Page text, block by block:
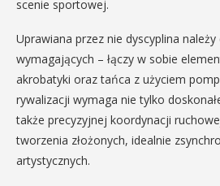
scenie sportowej.
Uprawiana przez nie dyscyplina
wymagających – łączy w sobie
akrobatyki oraz tańca z użyciem
rywalizacji wymaga nie tylko
także precyzyjnej koordynacji
tworzenia złożonych, idealnie
artystycznych.